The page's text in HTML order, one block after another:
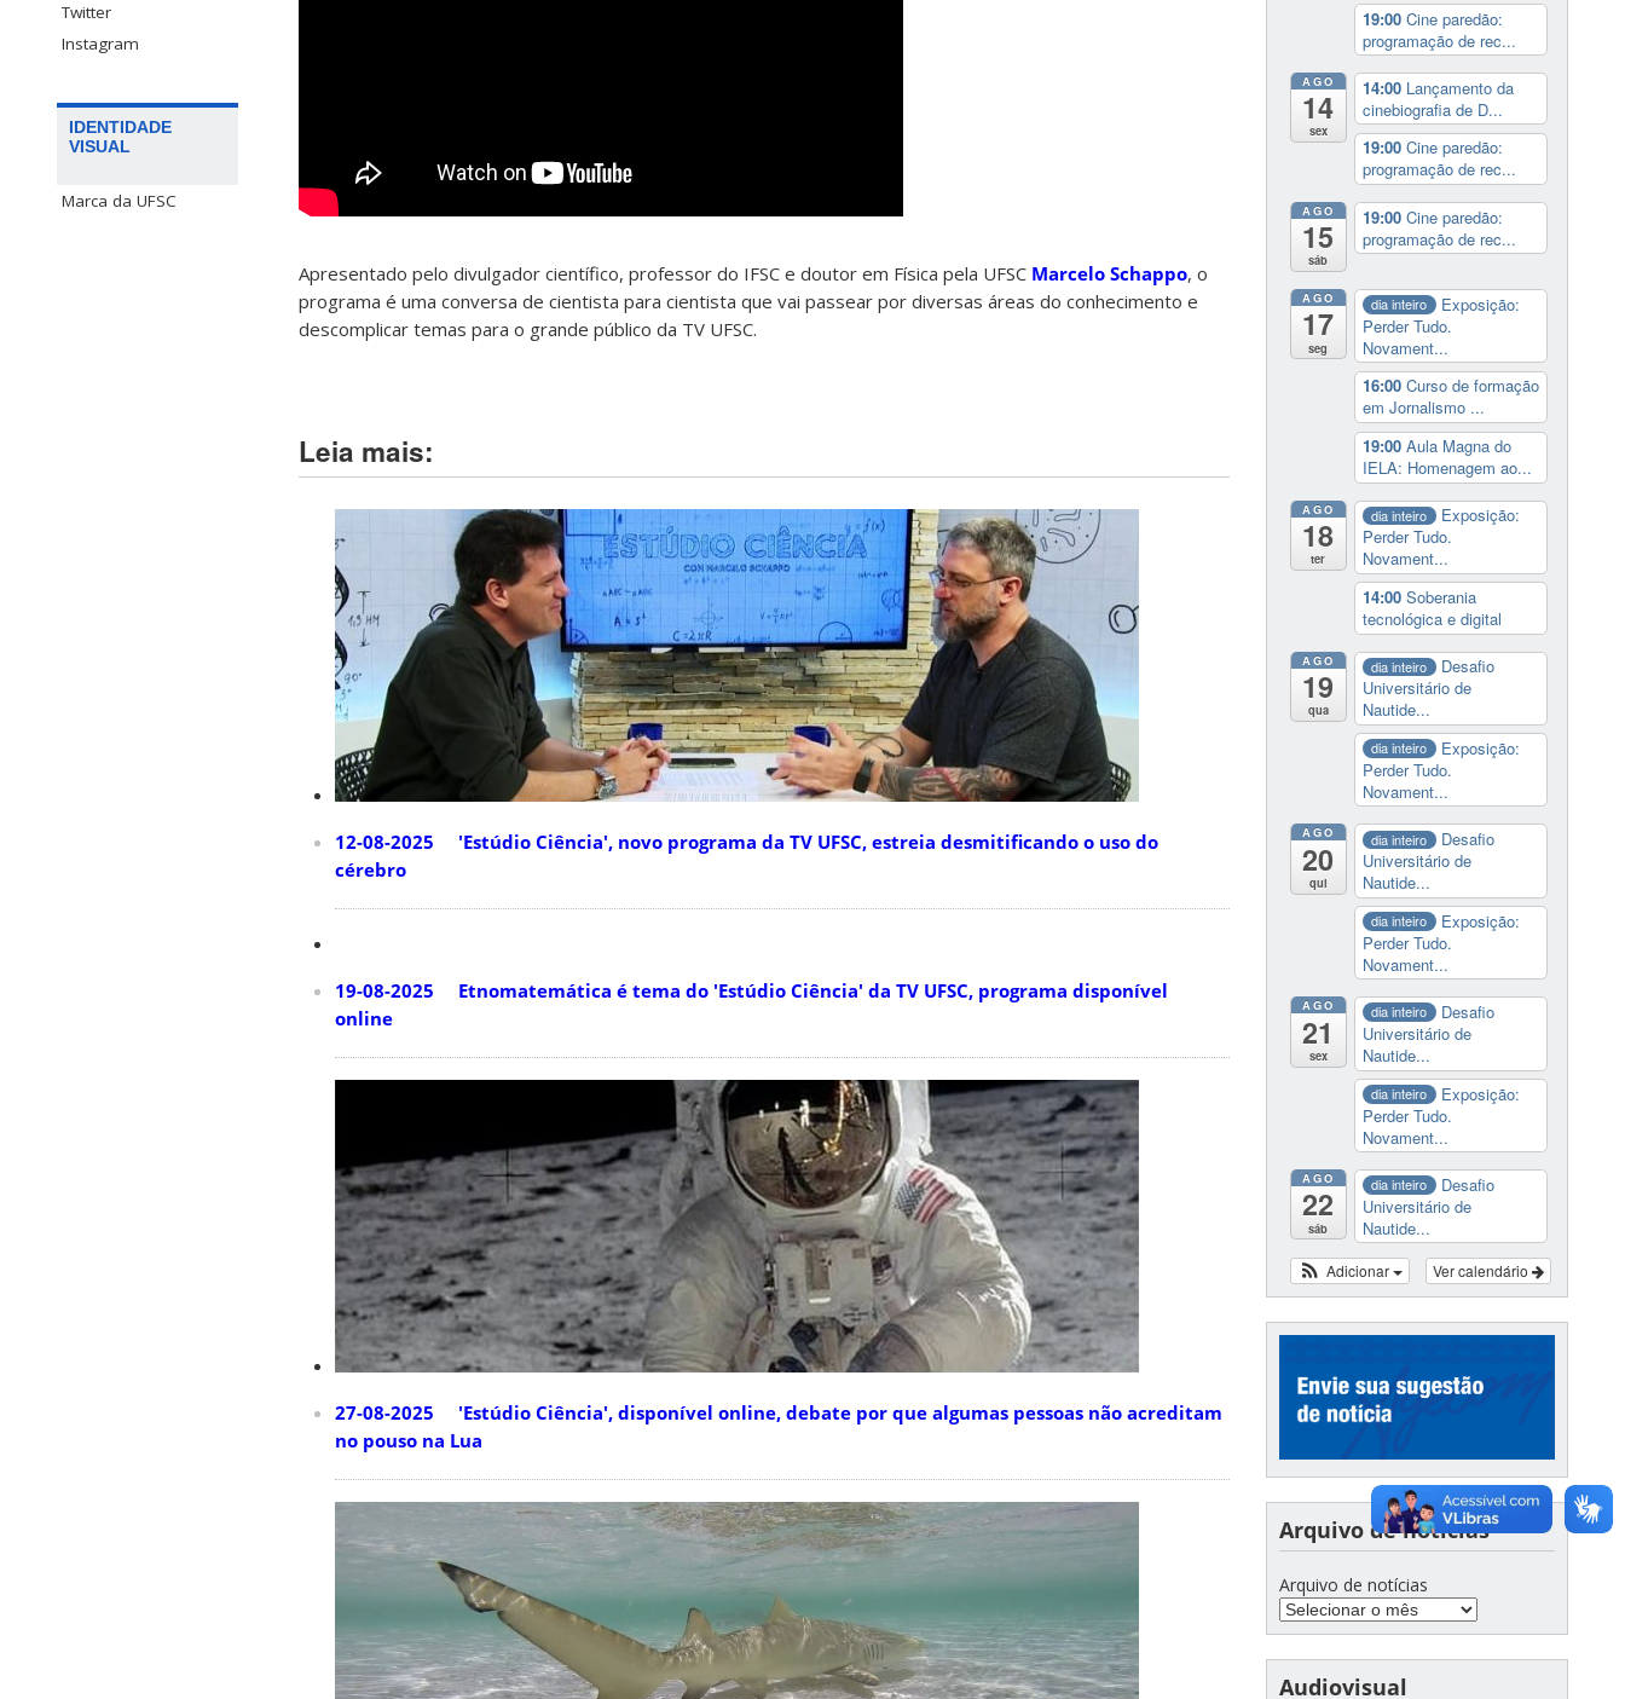
Twitter
Instagram
IDENTIDADE
VISUAL
Marca da UFSC
Apresentado pelo divulgador científico, professor do IFSC e doutor em Física pela UFSC Marcelo Schappo, o
programa é uma conversa de cientista para cientista que vai passear por diversas áreas do conhecimento e
descomplicar temas para o grande público da TV UFSC.
Leia mais:
12-08-2025 'Estúdio Ciência', novo programa da TV UFSC, estreia desmitificando o uso do
cérebro
19-08-2025 Etnomatemática é tema do 'Estúdio Ciência' da TV UFSC, programa disponível
online
27-08-2025 'Estúdio Ciência', disponível online, debate por que algumas pessoas não acreditam
no pouso na Lua
19:00 Cine paredão:
programação de rec...
AGO
14
sex
14:00 Lançamento da
cinebiografia de D...
19:00 Cine paredão:
programação de rec...
AGO
15
sáb
19:00 Cine paredão:
programação de rec...
AGO
17
seg
dia inteiro
Exposição:
Perder Tudo.
Novament...
16:00 Curso de formação
em Jornalismo ...
19:00 Aula Magna do
IELA: Homenagem ao...
AGO
18
ter
dia inteiro
Exposição:
Perder Tudo.
Novament...
14:00 Soberania
tecnológica e digital
AGO
19
qua
dia inteiro
Desafio
Universitário de
Nautide...
dia inteiro
Exposição:
Perder Tudo.
Novament...
AGO
20
qui
dia inteiro
Desafio
Universitário de
Nautide...
dia inteiro
Exposição:
Perder Tudo.
Novament...
AGO
21
sex
dia inteiro
Desafio
Universitário de
Nautide...
dia inteiro
Exposição:
Perder Tudo.
Novament...
AGO
22
sáb
dia inteiro
Desafio
Universitário de
Nautide...
Ver calendário
Adicionar
Arquivo de notícias
Arquivo de notícias
Audiovisual